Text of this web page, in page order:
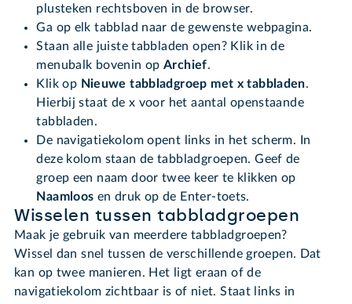
plusteken rechtsboven in de browser.
Ga op elk tabblad naar de gewenste webpagina.
Staan alle juiste tabbladen open? Klik in de
menubalk bovenin opArchief.
Klik op Nieuwe tabbladgroep met x tabbladen.
Hierbij staat de x voor het aantal openstaande
tabbladen.
De navigatiekolom opent links in het scherm. In
deze kolom staan de tabbladgroepen. Geef de
groep een naam door twee keer te klikken op
Naamloos en druk op de Enter-toets.
Wisselen tussen tabbladgroepen
Maak je gebruik van meerdere tabbladgroepen?
Wissel dan snel tussen de verschillende groepen. Dat
kan op twee manieren. Het ligt eraan of de
navigatiekolom zichtbaar is of niet. Staat links in